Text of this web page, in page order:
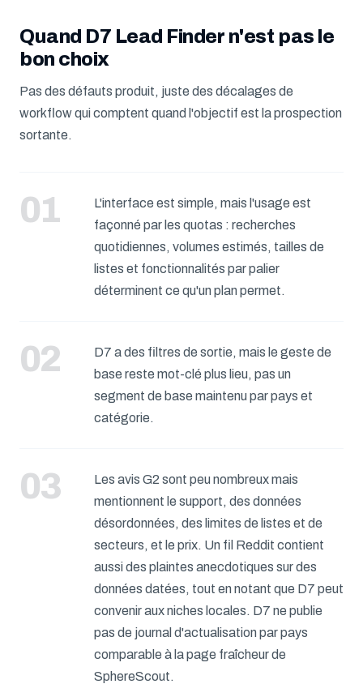
Quand D7 Lead Finder n'est pas le
bon choix
Pas des défauts produit, juste des décalages de
workflow qui comptent quand l'objectif est la prospection
sortante.
L'interface est simple, mais l'usage est
façonné par les quotas : recherches
quotidiennes, volumes estimés, tailles de
listes et fonctionnalités par palier
déterminent ce qu'un plan permet.
D7 a des filtres de sortie, mais le geste de
base reste mot-clé plus lieu, pas un
segment de base maintenu par pays et
catégorie.
Les avis G2 sont peu nombreux mais
mentionnent le support, des données
désordonnées, des limites de listes et de
secteurs, et le prix. Un fil Reddit contient
aussi des plaintes anecdotiques sur des
données datées, tout en notant que D7 peut
convenir aux niches locales. D7 ne publie
pas de journal d'actualisation par pays
comparable à la page fraîcheur de
SphereScout.